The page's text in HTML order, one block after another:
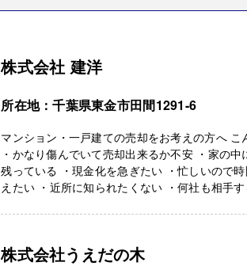
株式会社 建洋
所在地：千葉県東金市田間1291-6
マンション・一戸建ての売却をお考えの方へ
・かなり傷んでいて売却出来るか不安 ・家の
残っている ・現金化を急ぎたい ・忙しいので
えたい ・近所に知られたくない ・何社も相手
株式会社うえだの木